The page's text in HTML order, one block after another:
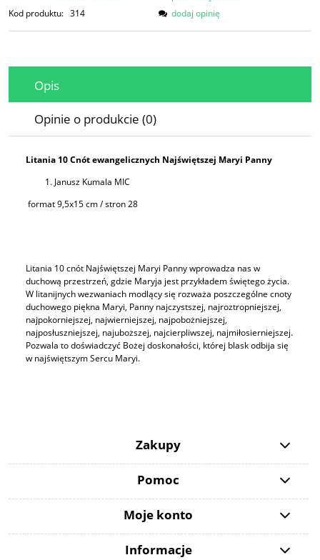
Kod produktu: 314
dodaj opinię
Opis
Opinie o produkcie (0)
Litania 10 Cnót ewangelicznych Najświętszej Maryi Panny
Janusz Kumala MIC
format 9,5x15 cm / stron 28
Litania 10 cnót Najświętszej Maryi Panny wprowadza nas w
duchową przestrzeń, gdzie Maryja jest przykładem świętego życia.
W litanijnych wezwaniach modlący się rozważa poszczególne cnoty
duchowego piękna Maryi, Panny najczystszej, najroztropniejszej,
najpokorniejszej, najwierniejszej, najpobożniejszej,
najposłuszniejszej, najuboższej, najcierpliwszej, najmiłosierniejszej.
Pozwala to doświadczyć Bożej doskonałości, której blask odbija się
w najświętszym Sercu Maryi.
Zakupy
Pomoc
Moje konto
Informacje